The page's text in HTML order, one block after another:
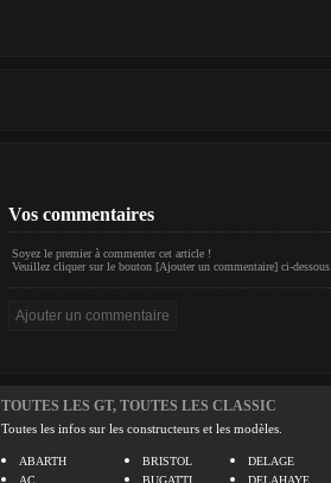
Vos commentaires
Soyez le premier à commenter cet article !
Veuillez cliquer sur le bouton [Ajouter un commentaire] ci-dessous.
TOUTES LES GT, TOUTES LES CLASSIC
Toutes les infos sur les constructeurs et les modèles.
ABARTH
AC
BRISTOL
BUGATTI
DELAGE
DELAHAYE